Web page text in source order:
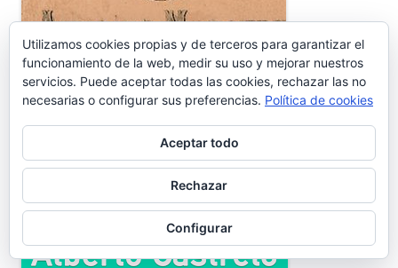
Ir a las Viñetas de Alberto Castrelo
Utilizamos cookies propias y de terceros para garantizar el
funcionamiento de la web, medir su uso y mejorar nuestros
servicios. Puede aceptar todas las cookies, rechazar las no
necesarias o configurar sus preferencias. Política de cookies
Aceptar todo
Rechazar
Configurar